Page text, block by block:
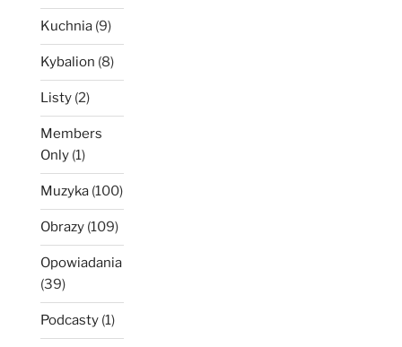
Kuchnia (9)
Kybalion (8)
Listy (2)
Members
Only (1)
Muzyka (100)
Obrazy (109)
Opowiadania
(39)
Podcasty (1)